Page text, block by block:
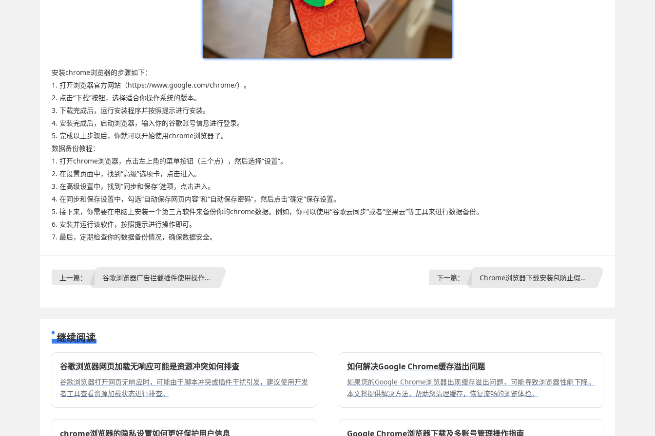
安装chrome浏览器的步骤如下：
1. 打开浏览器官方网站（https://www.google.com/chrome/）。
2. 点击“下载”按钮，选择适合你操作系统的版本。
3. 下载完成后，运行安装程序并按照提示进行安装。
4. 安装完成后，启动浏览器，输入你的谷歌账号信息进行登录。
5. 完成以上步骤后，你就可以开始使用chrome浏览器了。
数据备份教程：
1. 打开chrome浏览器，点击左上角的菜单按钮（三个点），然后选择“设置”。
2. 在设置页面中，找到“高级”选项卡，点击进入。
3. 在高级设置中，找到“同步和保存”选项，点击进入。
4. 在同步和保存设置中，勾选“自动保存网页内容”和“自动保存密码”，然后点击“确定”保存设置。
5. 接下来，你需要在电脑上安装一个第三方软件来备份你的chrome数据。例如，你可以使用“谷歌云同步”或者“坚果云”等工具来进行数据备份。
6. 安装并运行该软件，按照提示进行操作即可。
7. 最后，定期检查你的数据备份情况，确保数据安全。
上一篇： 谷歌浏览器广告拦截插件使用操作技巧详解教程 下一篇： Chrome浏览器下载安装包防止假冒版本技巧
继续阅读
谷歌浏览器网页加载无响应可能是资源冲突如何排查
谷歌浏览器打开网页无响应时，可能由于脚本冲突或插件干扰引发，建议使用开发
者工具查看资源加载状态进行排查。
如何解决Google Chrome缓存溢出问题
如果您的Google Chrome浏览器出现缓存溢出问题，可能导致浏览器性能下降。
本文将提供解决方法，帮助您清理缓存，恢复流畅的浏览体验。
chrome浏览器的隐私设置如何更好保护用户信息 Google Chrome浏览器下载及多账号管理操作指南